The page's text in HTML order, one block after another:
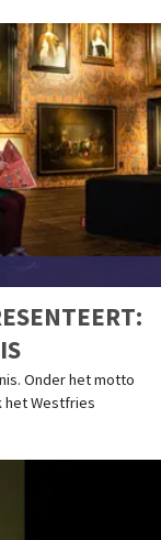
Onder het motto
het Westfries